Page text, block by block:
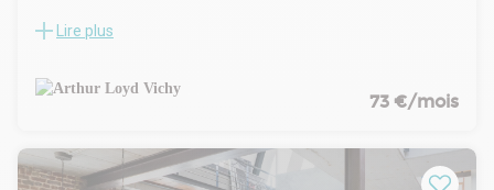
Idéalement situé, ce local est un des rares emplacements
extérieur électrique et vitrine (3,80m linéaire) avec double
porte automatique propose une surface de vente de
marchandise de 63m².
Lire plus
73 €/mois